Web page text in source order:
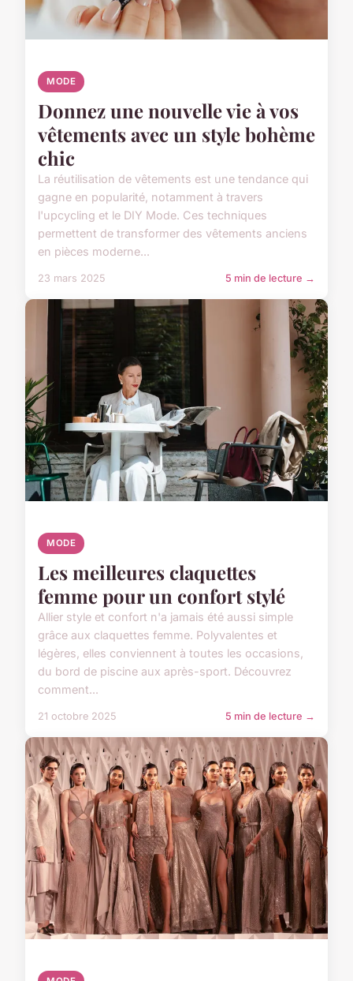
MODE
Donnez une nouvelle vie à vos
vêtements avec un style bohème
chic
La réutilisation de vêtements est une tendance qui
gagne en popularité, notamment à travers
l'upcycling et le DIY Mode. Ces techniques
permettent de transformer des vêtements anciens
en pièces moderne...
23 mars 2025 5 min de lecture →
MODE
Les meilleures claquettes
femme pour un confort stylé
Allier style et confort n'a jamais été aussi simple
grâce aux claquettes femme. Polyvalentes et
légères, elles conviennent à toutes les occasions,
du bord de piscine aux après-sport. Découvrez
comment...
21 octobre 2025 5 min de lecture →